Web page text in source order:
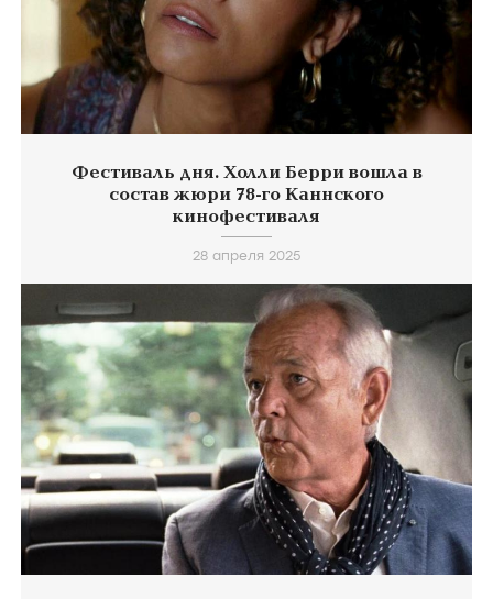
Фестиваль дня. Холли Берри вошла в
состав жюри 78-го Каннского
кинофестиваля
28 апреля 2025